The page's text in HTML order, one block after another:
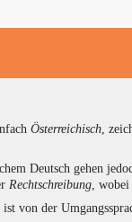
Österreichisch ,
Deutsch gehen
Rechtschreibung ,
ist von der